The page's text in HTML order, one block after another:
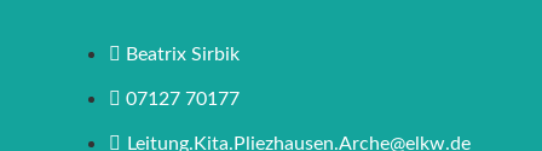
Beatrix Sirbik
07127 70177
Leitung.Kita.Pliezhausen.Arche@elkw.de